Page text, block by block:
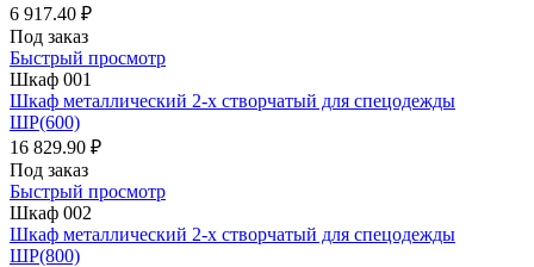
6 917.40 ₽
Под заказ
Быстрый просмотр
Шкаф 001
Шкаф металлический 2-х створчатый для спецодежды
ШР(600)
16 829.90 ₽
Под заказ
Быстрый просмотр
Шкаф 002
Шкаф металлический 2-х створчатый для спецодежды
ШР(800)